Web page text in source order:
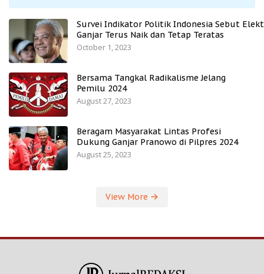
Survei Indikator Politik Indonesia Sebut
Ganjar Terus Naik dan Tetap Teratas
October 1, 2023
Bersama Tangkal Radikalisme Jelang
Pemilu 2024
August 27, 2023
Beragam Masyarakat Lintas Profesi
Dukung Ganjar Pranowo di Pilpres 2024
August 25, 2023
View More